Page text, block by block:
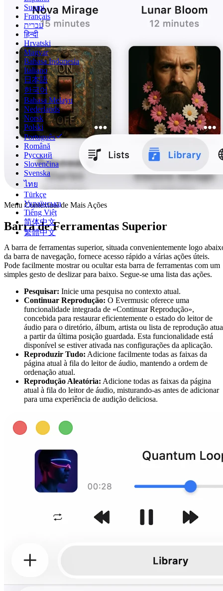
Suomi
Français
עברית
हिन्दी
Hrvatski
Magyar
Bahasa Indonesia
Italiano
日本語
한국어
Bahasa Melayu
Nederlands
Norsk
Polski
Português
Română
Русский
Slovenčina
Svenska
ไทย
Türkçe
Українська
Tiếng Việt
简体中文
繁體中文
Menu Contextual de Mais Ações
Barra de Ferramentas Superior
A barra de ferramentas superior, situada convenientemente logo
da barra de navegação, fornece acesso rápido a várias ações úteis.
Pode facilmente mostrar ou ocultar esta barra de ferramentas com um
simples gesto de deslizar para baixo. Segue-se uma lista das ações.
Pesquisar: Inicie uma pesquisa no contexto atual.
Continuar Reprodução: O Evermusic oferece uma
funcionalidade integrada de «Continuar Reprodução»,
concebida para restaurar eficientemente o estado do leitor de
áudio para o diretório, álbum, artista ou lista de reprodução
a partir da última posição guardada. Esta funcionalidade está
disponível se estiver ativada nas configurações da aplicação.
Reproduzir Tudo: Adicione facilmente todas as faixas da
página atual à fila do leitor de áudio, mantendo a ordem de
ordenação atual.
Reprodução Aleatória: Adicione todas as faixas da página
atual à fila do leitor de áudio, misturando-as antes de adicionar
para uma experiência de audição deliciosa.